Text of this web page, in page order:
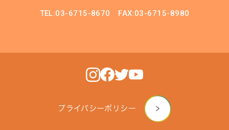
TEL:03-6715-8670 FAX:03-6715-8980
プライバシーポリシー